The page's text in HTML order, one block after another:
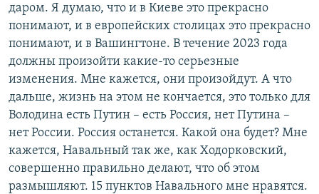
даром. Я думаю, что и в Киеве это прекрасно
понимают, и в европейских столицах это прекрасно
понимают, и в Вашингтоне. В течение 2023 года
должны произойти какие-то серьезные
изменения. Мне кажется, они произойдут. А что
дальше, жизнь на этом не кончается, это только для
Володина есть Путин – есть Россия, нет Путина –
нет России. Россия останется. Какой она будет? Мне
кажется, Навальный так же, как Ходорковский,
совершенно правильно делают, что об этом
размышляют. 15 пунктов Навального мне нравятся.